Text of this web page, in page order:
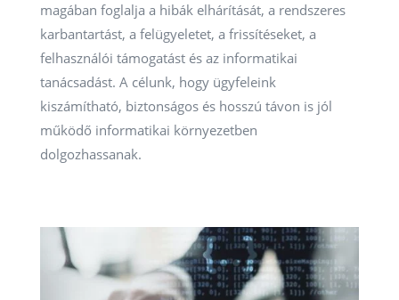
magában foglalja a hibák elhárítását, a rendszeres
karbantartást, a felügyeletet, a frissítéseket, a
felhasználói támogatást és az informatikai
tanácsadást. A célunk, hogy ügyfeleink
kiszámítható, biztonságos és hosszú távon is jól
működő informatikai környezetben
dolgozhassanak.